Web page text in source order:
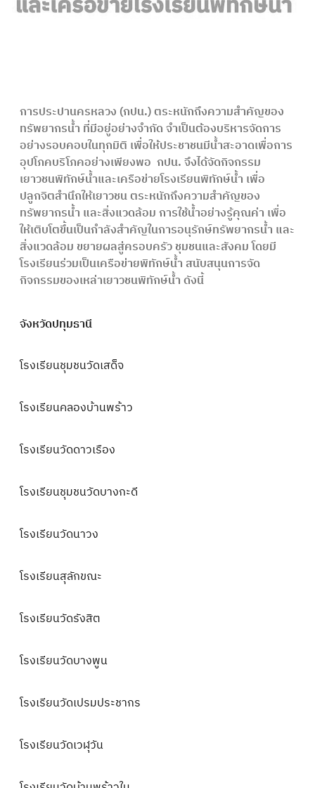
การประปานครหลวง (กปน.)ตระหนักถึงความสำคัญของ
ทรัพยากรน้ำ ที่มีอยู่อย่างจำกัด จำเป็นต้องบริหารจัดการ
อย่างรอบคอบในทุกมิติ เพื่อให้ประชาชนมีน้ำสะอาดเพื่อการ
อุปโภคบริโภคอย่างเพียงพอ กปน. จึงได้จัดกิจกรรม
เยาวชนพิทักษ์น้ำและเครือข่ายโรงเรียนพิทักษ์น้ำ เพื่อ
ปลูกจิตสำนึกให้เยาวชน ตระหนักถึงความสำคัญของ
ทรัพยากรน้ำ และสิ่งแวดล้อม การใช้น้ำอย่างรู้คุณค่า เพื่อ
ให้เติบโตขึ้นเป็นกำลังสำคัญในการอนุรักษ์ทรัพยากรน้ำ และ
สิ่งแวดล้อม ขยายผลสู่ครอบครัว ชุมชนและสังคม โดยมี
โรงเรียนร่วมเป็นเครือข่ายพิทักษ์น้ำ สนับสนุนการจัด
กิจกรรมของเหล่าเยาวชนพิทักษ์น้ำ ดังนี้
จังหวัดปทุมธานี
โรงเรียนชุมชนวัดเสด็จ
โรงเรียนคลองบ้านพร้าว
โรงเรียนวัดดาวเรือง
โรงเรียนชุมชนวัดบางกะดี
โรงเรียนวัดนาวง
โรงเรียนสุลักขณะ
โรงเรียนวัดรังสิต
โรงเรียนวัดบางพูน
โรงเรียนวัดเปรมประชากร
โรงเรียนวัดเวฬุวัน